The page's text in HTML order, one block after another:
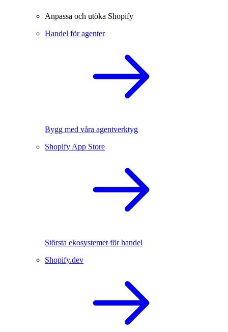
Anpassa och utöka Shopify
Handel för agenter
Bygg med våra agentverktyg
Shopify App Store
Största ekosystemet för handel
Shopify.dev